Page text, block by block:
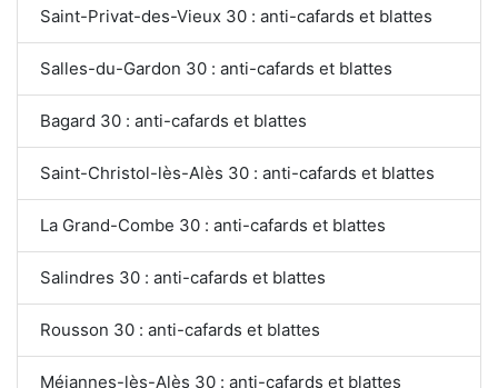
Saint-Privat-des-Vieux 30 : anti-cafards et blattes
Salles-du-Gardon 30 : anti-cafards et blattes
Bagard 30 : anti-cafards et blattes
Saint-Christol-lès-Alès 30 : anti-cafards et blattes
La Grand-Combe 30 : anti-cafards et blattes
Salindres 30 : anti-cafards et blattes
Rousson 30 : anti-cafards et blattes
Méjannes-lès-Alès 30 : anti-cafards et blattes